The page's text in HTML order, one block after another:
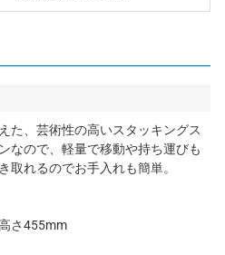
た、芸術性の高いスタッキングス
なので、軽量で移動や持ち運びも
取れるのでお手入れも簡単。
さ455mm